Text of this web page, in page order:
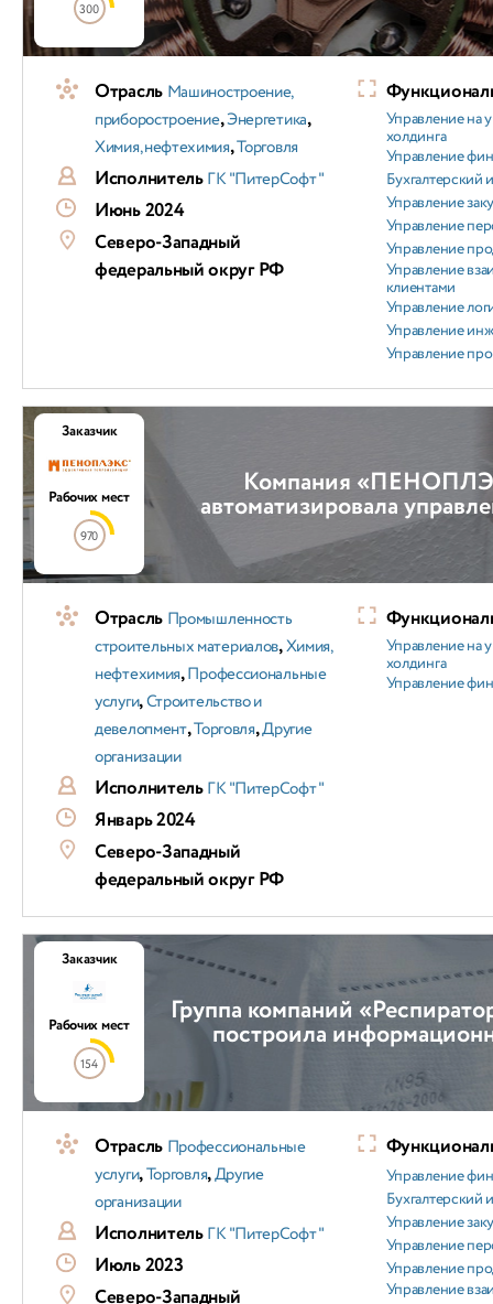
300
Отрасль Машиностроение,
приборостроение,Энергетика,
Химия, нефтехимия,Торговля
ИсполнительГК "ПитерСофт"
Июнь 2024
Северо-Западный
федеральный округ РФ
Управление на
холдинга
Управление
Бухгалтерский
Управление
Управление
Управление
Управление
клиентами
Управление
Управление
Управление
Компания
автоматизировала
Заказчик
Рабочих мест
970
Отрасль Промышленность
строительных материалов,Химия,
нефтехимия,Профессиональные
услуги,Строительство и
девелопмент,Торговля,Другие
организации
ИсполнительГК "ПитерСофт"
Январь 2024
Северо-Западный
федеральный округ РФ
Управление на
холдинга
Управление
Группа компаний
построила
Заказчик
Рабочих мест
154
Отрасль Профессиональные
услуги,Торговля,Другие
организации
ИсполнительГК "ПитерСофт"
Июль 2023
Северо-Западный
Управление
Бухгалтерский
Управление
Управление
Управление
Управление